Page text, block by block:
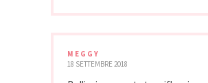
MEGGY
18 SETTEMBRE 2018